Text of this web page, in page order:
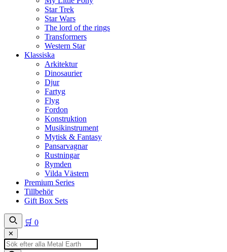
Star Trek
Star Wars
The lord of the rings
Transformers
Western Star
Klassiska
Arkitektur
Dinosaurier
Djur
Fartyg
Flyg
Fordon
Konstruktion
Musikinstrument
Mytisk & Fantasy
Pansarvagnar
Rustningar
Rymden
Vilda Västern
Premium Series
Tillbehör
Gift Box Sets
🛒 0
✕
Produktsökning